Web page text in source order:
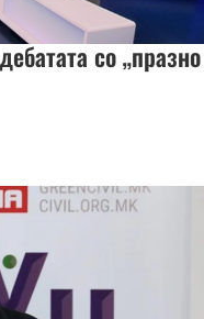
со „празно